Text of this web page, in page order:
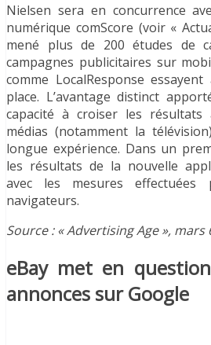
Nielsen sera en concurrence
numérique comScore (voir «
mené plus de 200 études de
campagnes publicitaires sur
comme LocalResponse
place. L’avantage distinct
capacité à croiser les résultats
médias (notamment la
longue expérience. Dans un
les résultats de la nouvelle
avec les mesures
navigateurs.
Source : « Advertising Age », mars
eBay met en
annonces sur Google